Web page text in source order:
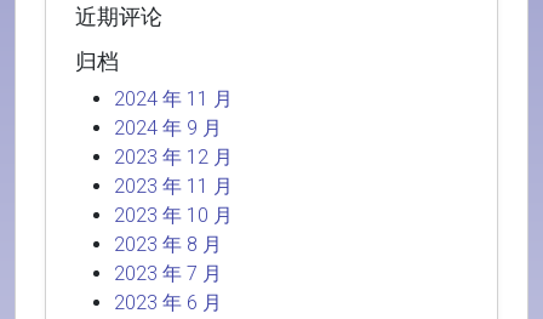
近期评论
归档
2024 年 11 月
2024 年 9 月
2023 年 12 月
2023 年 11 月
2023 年 10 月
2023 年 8 月
2023 年 7 月
2023 年 6 月